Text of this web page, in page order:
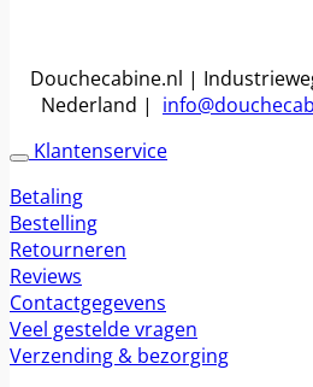
Douchecabine.nl |
Nederland |
Klantenservice
Betaling
Bestelling
Retourneren
Reviews
Contactgegevens
Veel gestelde vragen
Verzending & bezorging